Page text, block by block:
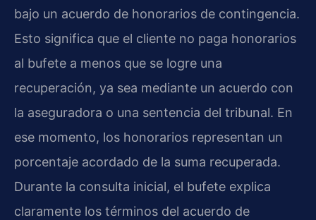
bajo un acuerdo de honorarios de contingencia.
Esto significa que el cliente no paga honorarios
al bufete a menos que se logre una
recuperación, ya sea mediante un acuerdo con
la aseguradora o una sentencia del tribunal. En
ese momento, los honorarios representan un
porcentaje acordado de la suma recuperada.
Durante la consulta inicial, el bufete explica
claramente los términos del acuerdo de